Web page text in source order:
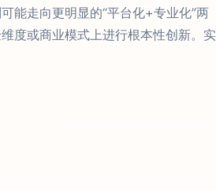
能走向更明显的“平台化+专业化”两
度或商业模式上进行根本性创新。实